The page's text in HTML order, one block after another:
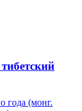
года (монг.